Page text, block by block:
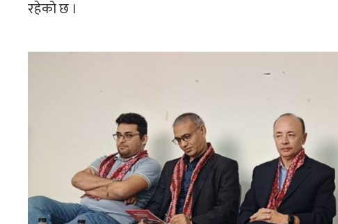
रहेको छ ।